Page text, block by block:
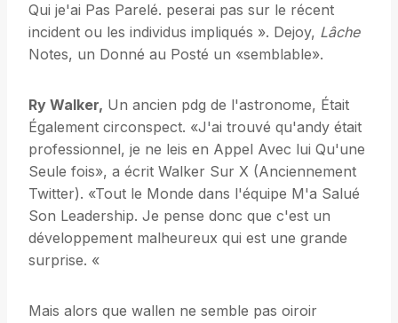
Qui je'ai Pas Parelé. peserai pas sur le récent
incident ou les individus impliqués ». Dejoy, Lâche
Notes, un Donné au Posté un «semblable».
Ry Walker, Un ancien pdg de l'astronome, Était
Également circonspect. «J'ai trouvé qu'andy était
professionnel, je ne leis en Appel Avec lui Qu'une
Seule fois», a écrit Walker Sur X (Anciennement
Twitter). «Tout le Monde dans l'équipe M'a Salué
Son Leadership. Je pense donc que c'est un
développement malheureux qui est une grande
surprise. «
Mais alors que wallen ne semble pas oiroir